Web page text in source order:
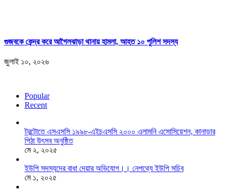
গুজবকে কেন্দ্র করে আগৈলঝাড়া থানায় হামলা, আহত ১০ পুলিশ সদস্য
জুলাই ১০, ২০২৬
Popular
Recent
টরন্টোতে এসএসসি ১৯৯৮-এইচএসসি ২০০০ এলামনি এসোসিয়েশন, কানাডার
পিঠা উৎসব অনুষ্ঠিত
মে ২, ২০২৫
ইউপি সদস্যদের বাধা দেয়ার অভিযোগ।। নেপথ্যে ইউপি সচিব
মে ১, ২০২৫